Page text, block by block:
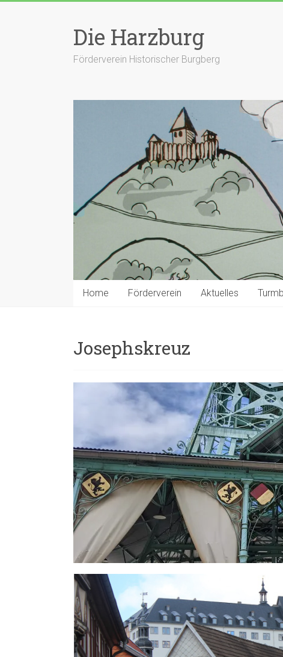
Die Harzburg
Förderverein Historischer Burgberg
Home Förderverein Aktuelles
Josephskreuz